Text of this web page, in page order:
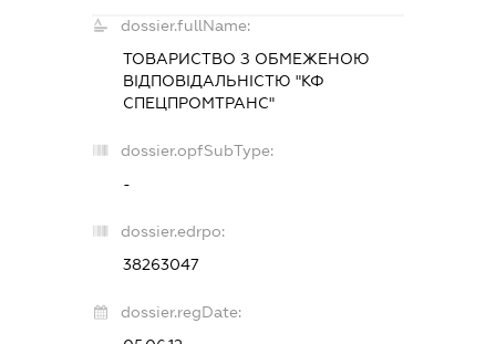
dossier.fullName:
ТОВАРИСТВО З ОБМЕЖЕНОЮ
ВІДПОВІДАЛЬНІСТЮ "КФ
СПЕЦПРОМТРАНС"
dossier.opfSubType:
-
dossier.edrpo:
38263047
dossier.regDate: